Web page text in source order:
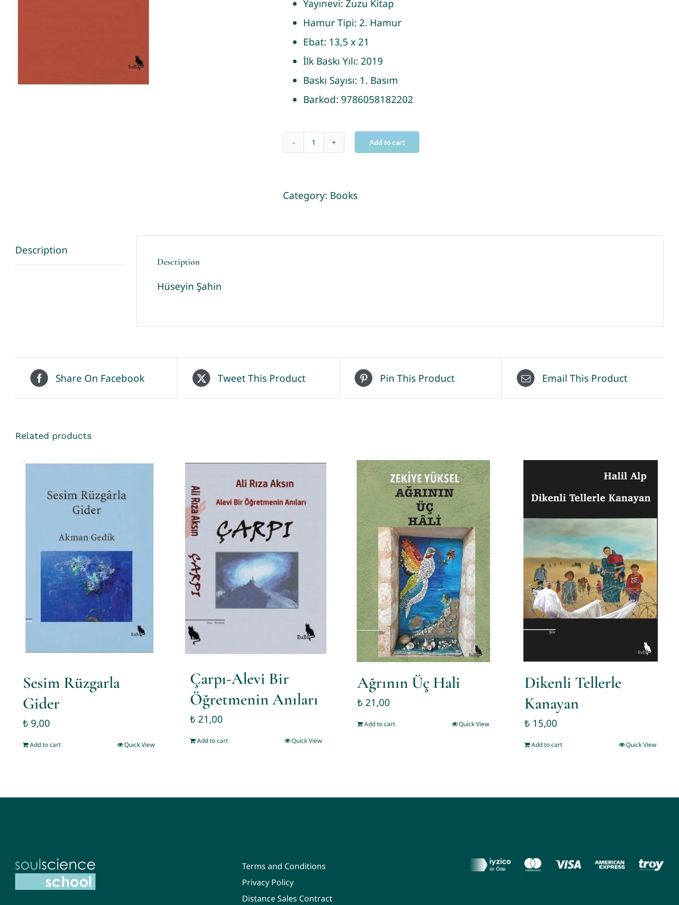
Yayınevi: Zuzu Kitap
Hamur Tipi: 2. Hamur
Ebat: 13,5 x 21
İlk Baskı Yılı: 2019
Baskı Sayısı: 1. Basım
Barkod: 9786058182202
Küçük
İzleri
Add to cart
Category: Books
Description
Description
Hüseyin Şahin
Share On Facebook Tweet This Product Pin This Product Email This Product
Related products
Sesim Rüzgarla
Gider
₺ 9,00
Add to cart Quick View
Çarpı-Alevi Bir
Öğretmenin Anıları
₺21,00
Add to cart Quick View
Ağrının Üç Hali
₺21,00
Add to cart Quick View
Dikenli Tellerle
Kanayan
₺ 15,00
Add to cart Quick View
Terms and Conditions
Privacy Policy
Distance Sales Contract